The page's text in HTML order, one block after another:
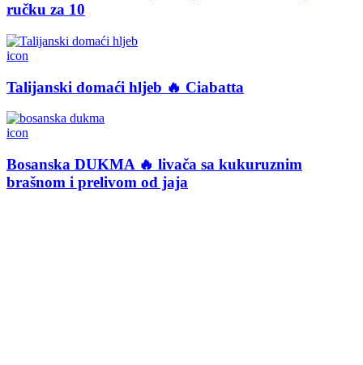
ručku za 10
icon
Talijanski domaći hljeb 🔥 Ciabatta
icon
Bosanska DUKMA 🔥 livača sa kukuruznim
brašnom i prelivom od jaja